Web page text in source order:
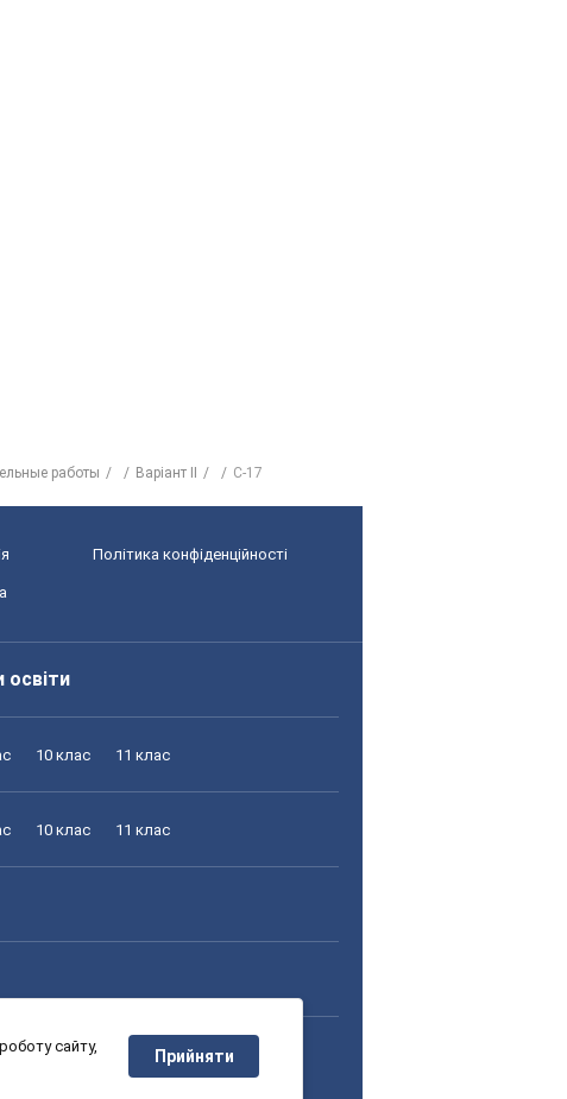
работы Варіант II C-17
Політика конфіденційності
освіти
10 клас 11 клас
10 клас 11 клас
10 клас 11 клас
сайту,
Прийняти